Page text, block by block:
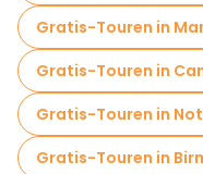
Gratis-Touren in
Gratis-Touren in
Gratis-Touren in
Gratis-Touren in